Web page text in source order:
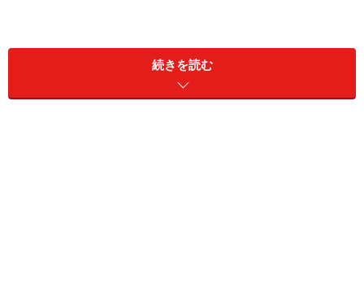
たっぷりのチーズクリームがIN！
続きを読む